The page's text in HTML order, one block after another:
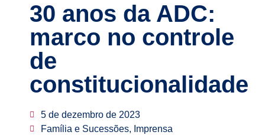
30 anos da ADC:
marco no controle
de
constitucionalidade
5 de dezembro de 2023
Família e Sucessões, Imprensa